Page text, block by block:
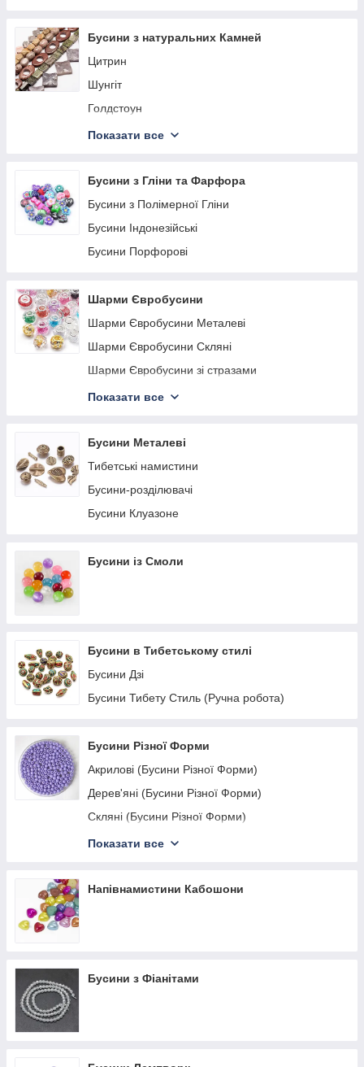
Бусини з натуральних Камней
Цитрин
Шунгіт
Голдстоун
Лабрадорит
Сонячний Камінь
Родоніт
Лазурит
Кварц
Говіт
Аметист
Гематит
Бірюза
Яшма
Авантюрин
Агат
Інші Натуральні Камені
Здалит
Флюорит
Обсидіан
Турмалін
Аквамарин
Опаліт
Місячний Камінь
Нефрит
Малахіт
Лава
Перидот
Показати все
Бусини з Гліни та Фарфора
Бусини з Полімерної Гліни
Бусини Індонезійські
Бусини Порфорові
Шарми Євробусини
Шарми Євробусини Металеві
Шарми Євробусини Скляні
Шарми Євробусини зі стразами
Шарми Євробусини Акрилові
Шарми Євробусини Лемпворк
Шарми Євробусини з Фіанітами
Шарми Євробусини із Смоли
Показати все
Бусини Металеві
Тибетські намистини
Бусини-розділювачі
Бусини Клуазоне
Бусини із Смоли
Бусини в Тибетському стилі
Бусини Дзі
Бусини Тибету Стиль (Ручна робота)
Бусини Різної Форми
Акрилові (Бусини Різної Форми)
Дерев'яні (Бусини Різної Форми)
Скляні (Бусини Різної Форми)
Намистини «Алфавіт», «Цифри», «Кубики»
Показати все
Напівнамистини Кабошони
Бусини з Фіанітами